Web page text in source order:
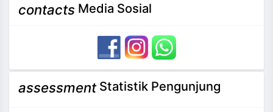
contacts Media Sosial
assessmentStatistik Pengunjung